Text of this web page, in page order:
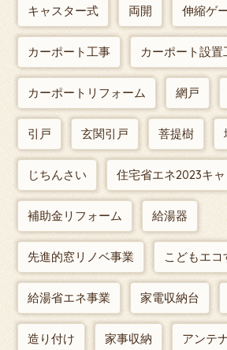
キャスター式 両開 伸縮ゲ
カーポート工事 カーポート設置
カーポートリフォーム 網戸
引戸 玄関引戸 菩提樹
じちんさい 住宅省エネ2023キ
補助金リフォーム 給湯器
先進的窓リノベ事業 こどもエ
給湯省エネ事業 家電収納台
造り付け 家事収納 アンテ